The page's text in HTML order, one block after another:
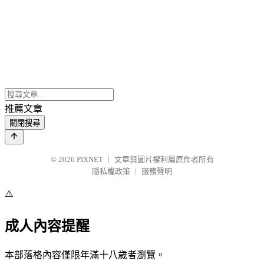
推薦文章
關閉搜尋
© 2026 PIXNET
文章與圖片權利屬原作者所有
隱私權政策
服務聲明
⚠️
成人內容提醒
本部落格內容僅限年滿十八歲者瀏覽。